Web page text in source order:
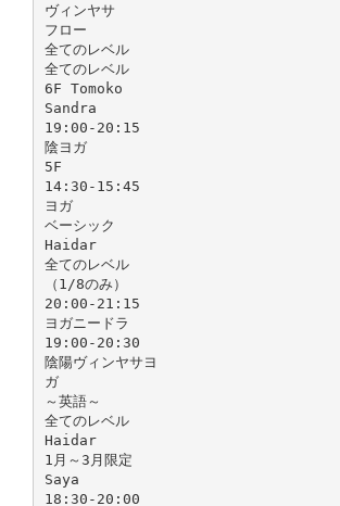
ヴィンヤサ
フロー
全てのレベル
全てのレベル
6F Tomoko
Sandra
19:00-20:15
陰ヨガ
5F
14:30-15:45
ヨガ
ベーシック
Haidar
全てのレベル
（1/8のみ）
20:00-21:15
ヨガニードラ
19:00-20:30
陰陽ヴィンヤサヨ
ガ
～英語～
全てのレベル
Haidar
1月～3月限定
Saya
18:30-20:00